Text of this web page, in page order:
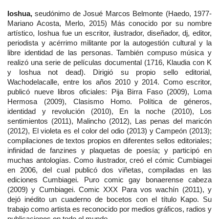
Ioshua, seudónimo de Josué Marcos Belmonte (Haedo, 1977-
Mariano Acosta, Merlo, 2015) Más conocido por su nombre
artístico, Ioshua fue un escritor, ilustrador, diseñador, dj, editor,
periodista y acérrimo militante por la autogestión cultural y la
libre identidad de las personas. También compuso música y
realizó una serie de películas documental (1716, Klaudia con K
y Ioshua not dead). Dirigió su propio sello editorial,
Wachodelacalle, entre los años 2010 y 2014. Como escritor,
publicó nueve libros oficiales: Pija Birra Faso (2009), Loma
Hermosa (2009), Clasismo Homo. Política de géneros,
identidad y revolución (2010), En la noche (2010), Los
sentimientos (2011), Malincho (2012), Las penas del maricón
(2012), El violeta es el color del odio (2013) y Campeón (2013);
compilaciones de textos propios en diferentes sellos editoriales;
infinidad de fanzines y plaquetas de poesía; y participó en
muchas antologías. Como ilustrador, creó el cómic Cumbiagei
en 2006, del cual publicó dos viñetas, compiladas en las
ediciones Cumbiagei. Puro comic gay bonaerense cabeza
(2009) y Cumbiagei. Comic XXX Para vos wachín (2011), y
dejó inédito un cuaderno de bocetos con el título Kapo. Su
trabajo como artista es reconocido por medios gráficos, radios y